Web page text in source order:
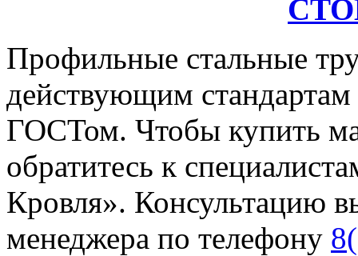
Профильные стальные
действующим стандартам
ГОСТом. Чтобы купить
обратитесь к
Кровля». Консультацию
менеджера по телефону